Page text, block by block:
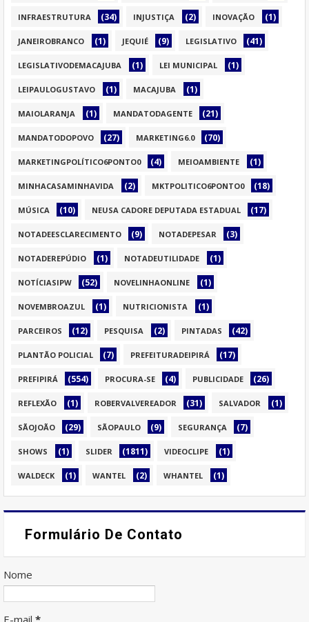
INFRAESTRUTURA (34) INJUSTIÇA (2) INOVAÇÃO (1)
JANEIROBRANCO (1) JEQUIÉ (9) LEGISLATIVO (41)
LEGISLATIVODEMACAJUBA (1) LEI MUNICIPAL (1)
LEIPAULOGUSTAVO (1) MACAJUBA (1)
MAIOLARANJA (1) MANDATODAGENTE (21)
MANDATODOPOVO (27) MARKETING6.0 (70)
MARKETINGPOLÍTICO6PONTO0 (4) MEIOAMBIENTE (1)
MINHACASAMINHAVIDA (2) MKTPOLITICO6PONTO0 (18)
MÚSICA (10) NEUSA CADORE DEPUTADA ESTADUAL (17)
NOTADEESCLARECIMENTO (9) NOTADEPESAR (3)
NOTADEREPÚDIO (1) NOTADEUTILIDADE (1)
NOTÍCIASIPW (52) NOVELINHAONLINE (1)
NOVEMBROAZUL (1) NUTRICIONISTA (1)
PARCEIROS (12) PESQUISA (2) PINTADAS (42)
PLANTÃO POLICIAL (7) PREFEITURADEIPIRÁ (17)
PREFIPIRÁ (554) PROCURA-SE (4) PUBLICIDADE (26)
REFLEXÃO (1) ROBERVALVEREADOR (31) SALVADOR (1)
SÃOJOÃO (29) SÃOPAULO (9) SEGURANÇA (7)
SHOWS (1) SLIDER (1811) VIDEOCLIPE (1)
WALDECK (1) WANTEL (2) WHANTEL (1)
Formulário De Contato
Nome